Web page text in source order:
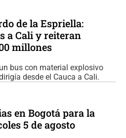
de la Espriella:
a Cali y reiteran
millones
bus con material explosivo
desde el Cauca a Cali.
en Bogotá para la
5 de agosto